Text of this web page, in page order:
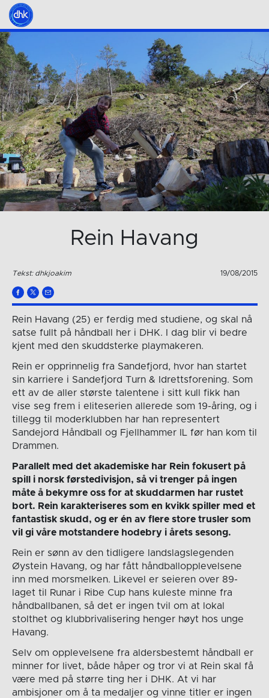
Rein Havang
Tekst: dhkjoakim 19/08/2015
Rein Havang (25) er ferdig med studiene, og skal nå
satse fullt på håndball her i DHK. I dag blir vi bedre
kjent med den skuddsterke playmakeren.
Rein er opprinnelig fra Sandefjord, hvor han startet
sin karriere i Sandefjord Turn & Idrettsforening. Som
ett av de aller største talentene i sitt kull fikk han
vise seg frem i eliteserien allerede som 19-åring, og i
tillegg til moderklubben har han representert
Sandejord Håndball og Fjellhammer IL før han kom til
Drammen.
Parallelt med det akademiske har Rein fokusert på
spill i norsk førstedivisjon, så vi trenger på ingen
måte å bekymre oss for at skuddarmen har rustet
bort. Rein karakteriseres som en kvikk spiller med et
fantastisk skudd, og er én av flere store trusler som
vil gi våre motstandere hodebry i årets sesong.
Rein er sønn av den tidligere landslagslegenden
Øystein Havang, og har fått håndballopplevelsene
inn med morsmelken. Likevel er seieren over 89-
laget til Runar i Ribe Cup hans kuleste minne fra
håndballbanen, så det er ingen tvil om at lokal
stolthet og klubbrivalisering henger høyt hos unge
Havang.
Selv om opplevelsene fra aldersbestemt håndball er
minner for livet, både håper og tror vi at Rein skal få
være med på større ting her i DHK. At vi har
ambisjoner om å ta medaljer og vinne titler er ingen